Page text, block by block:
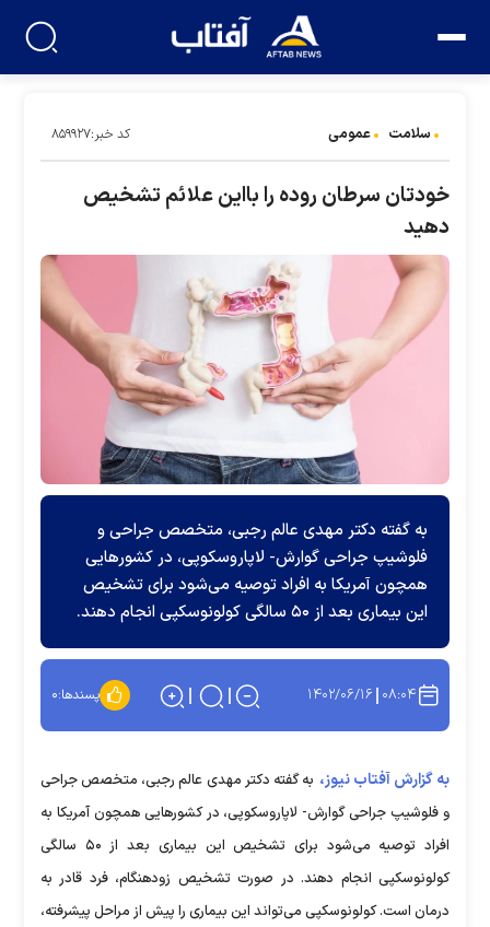
سلامت عمومی کد خبر:۸۵۹۹۲۷
خودتان سرطان روده را بااین علائم تشخیص
دهید
به گفته دکتر مهدی عالم رجبی، متخصص جراحی و
فلوشیپ جراحی گوارش- لاپاروسکوپی، در کشور‌هایی
همچون آمریکا به افراد توصیه می‌شود برای تشخیص
این بیماری بعد از ۵۰ سالگی کولونوسکپی انجام دهند.
۰۸:۰۴ ۱۴۰۲/۰۶/۱۶ پسندها:۰
به گزارش آفتاب نیوز، به گفته دکتر مهدی عالم رجبی، متخصص جراحی
و فلوشیپ جراحی گوارش- لاپاروسکوپی، در کشور‌هایی همچون آمریکا به
افراد توصیه می‌شود برای تشخیص این بیماری بعد از ۵۰ سالگی
کولونوسکپی انجام دهند. در صورت تشخیص زودهنگام، فرد قادر به
درمان است. کولونوسکپی می‌تواند این بیماری را پیش از مراحل پیشرفته،